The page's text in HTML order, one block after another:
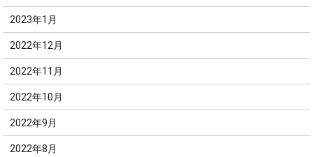
2023年1月
2022年12月
2022年11月
2022年10月
2022年9月
2022年8月